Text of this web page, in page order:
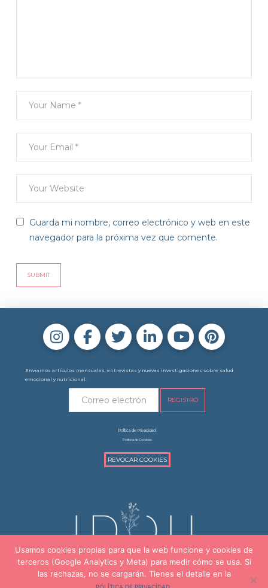
Guarda mi nombre, correo electrónico y web en este
navegador para la próxima vez que comente.
Enviamos artículos mensuales, entrevistas y nuevas investigaciones sobre salud
emocional y nutricional:
Política de Privacidad
Política de Cookies
REVOCAR COOKIES
669.900.307
info@idoupsicologia.com
Usamos cookies propias para que la web funcione y cookies de
terceros (Google Analytics y Meta) para medir cómo se usa. Si
las rechazas, no se cargarán. Tienes el detalle en la